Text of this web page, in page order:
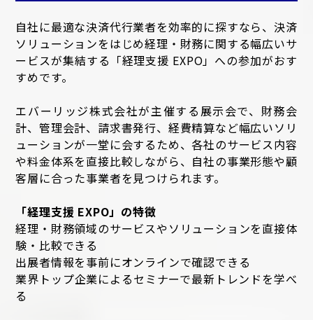
自社に最適な決済代行業者を効率的に探すなら、決済
ソリューションをはじめ経理・財務に関する幅広いサ
ービスが集結する「経理支援 EXPO」への参加がおす
すめです。
エバーリッジ株式会社が主催する展示会で、財務会
計、管理会計、請求書発行、経費精算など幅広いソリ
ューションが一堂に会するため、各社のサービス内容
や料金体系を直接比較しながら、自社の事業形態や顧
客層に合った事業者を見つけられます。
「経理支援 EXPO」の特徴
経理・財務領域のサービスやソリューションを直接体
験・比較できる
出展者情報を事前にオンラインで確認できる
業界トップ企業によるセミナーで最新トレンドを学べ
る